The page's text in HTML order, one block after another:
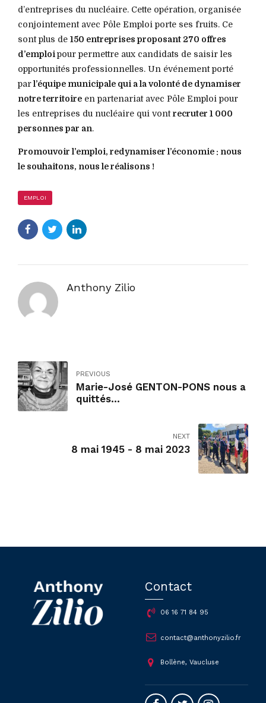
d’entreprises du nucléaire. Cette opération, organisée
conjointement avec Pôle Emploi porte ses fruits. Ce
sont plus de 150 entreprises proposant 270 offres
d’emploi pour permettre aux candidats de saisir les
opportunités professionnelles. Un événement porté
parl’équipe municipale qui a la volonté de dynamiser
notre territoire en partenariat avec Pôle Emploi pour
les entreprises du nucléaire qui vontrecruter 1 000
personnes par an.
Promouvoir l’emploi, redynamiser l’économie : nous
le souhaitons, nous le réalisons !
EMPLOI
Anthony Zilio
PREVIOUS
Marie-José GENTON-PONS nous a
quittés...
NEXT
8 mai 1945 - 8 mai 2023
Contact
06 16 71 84 95
contact@anthonyzilio.fr
Bollène, Vaucluse